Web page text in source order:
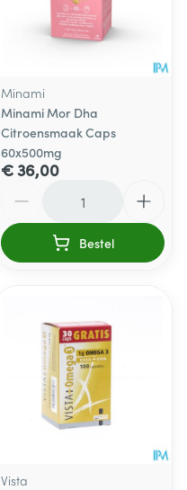
Minami
Minami Mor Dha
Citroensmaak Caps
60x500mg
€ 36,00
Bestel
Vista